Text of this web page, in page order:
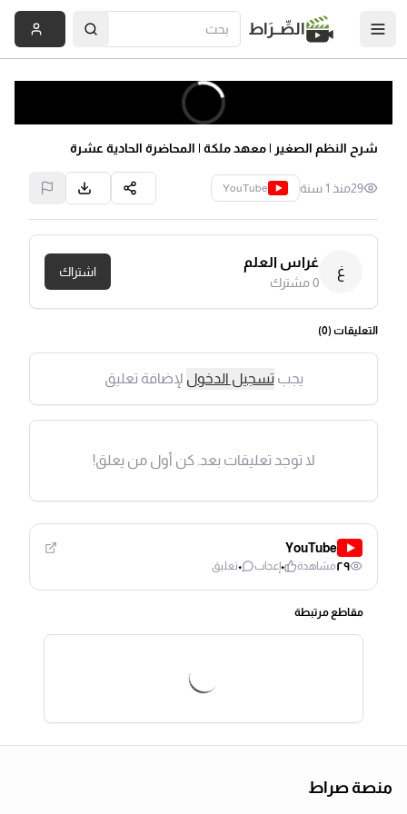
الصِّــرَاط
شرح النظم الصغير | معهد ملكة | المحاضرة الحادية عشرة
29منذ 1 سنة YouTube
غ
غراس العلم
0مشترك
اشتراك
التعليقات (0
)
يجبتسجيل الدخول لإضافة تعليق
لا توجد تعليقات بعد. كن أول من يعلق!
YouTube
٢٩مشاهدة ٠إعجاب ٠تعليق
مقاطع مرتبطة
منصة صراط